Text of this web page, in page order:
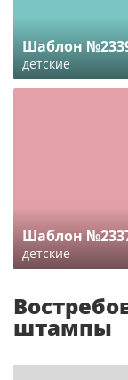
Шаблон
детские
Шаблон
детские
штампы